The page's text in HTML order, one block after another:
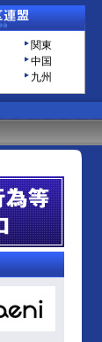
関東
中国
九州